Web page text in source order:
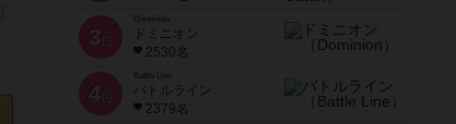
3 位
ドミニオン
2530名
4位
Battle Line
バトルライン
2379名